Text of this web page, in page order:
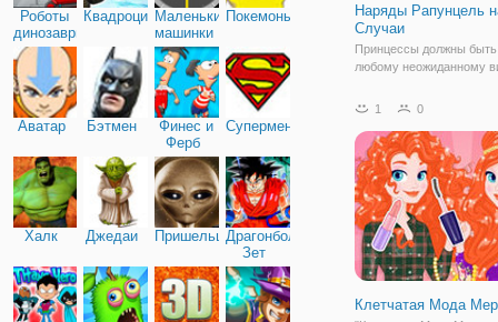
Роботы
динозавры
КвадроциклыМаленькие
машинки
Покемоны
Аватар Бэтмен
Финес и
Ферб
Супермен
Халк Джедаи ПришельцыДрагонболл
Зет
Наряды Рапунцель
Случаи
Принцессы должны быть
любому неожиданному
онлайн игре "Наряды
подобрать наряды,
пригодиться в любой
жизни.
1 0
Клетчатая Мода